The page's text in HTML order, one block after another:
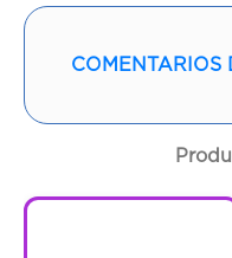
Cantidad:1 Lata
COMENTARIOS